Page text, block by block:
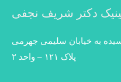
دکتر شریف نجفی
به خیابان سلیمی جهرمی
پلاک ۱۲۱ – واحد ۲